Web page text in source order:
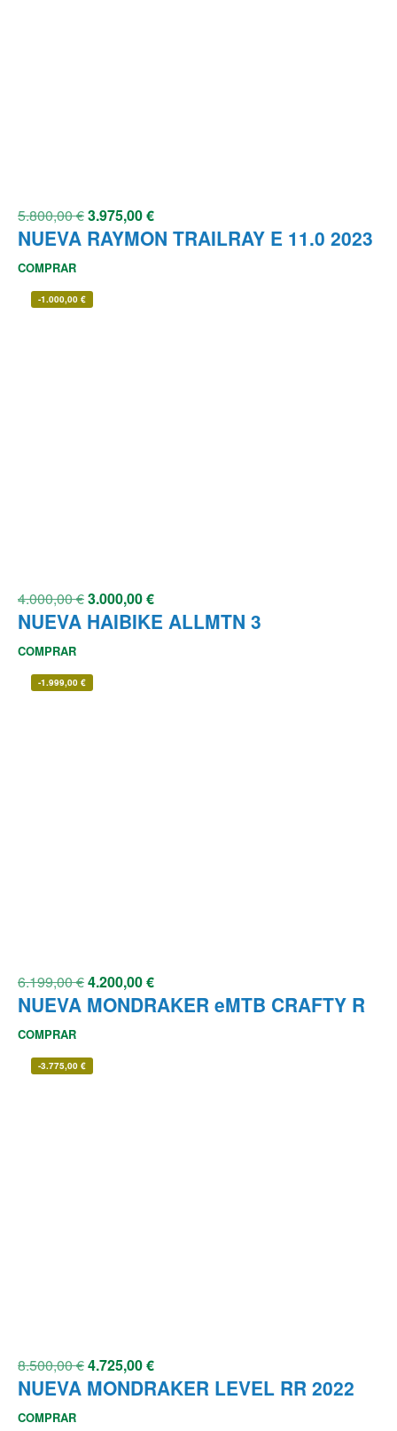
5.800,00€3.975,00€
NUEVA RAYMON TRAILRAY E 11.0 2023
COMPRAR
-1.000,00 €
4.000,00€3.000,00€
NUEVA HAIBIKE ALLMTN 3
COMPRAR
-1.999,00 €
6.199,00€4.200,00€
NUEVA MONDRAKER eMTB CRAFTY R
COMPRAR
-3.775,00 €
8.500,00€4.725,00€
NUEVA MONDRAKER LEVEL RR 2022
COMPRAR